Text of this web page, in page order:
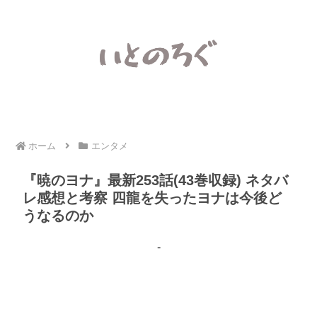
ホーム エンタメ
『暁のヨナ』最新253話(43巻収録) ネタバ
レ感想と考察 四龍を失ったヨナは今後ど
うなるのか
-